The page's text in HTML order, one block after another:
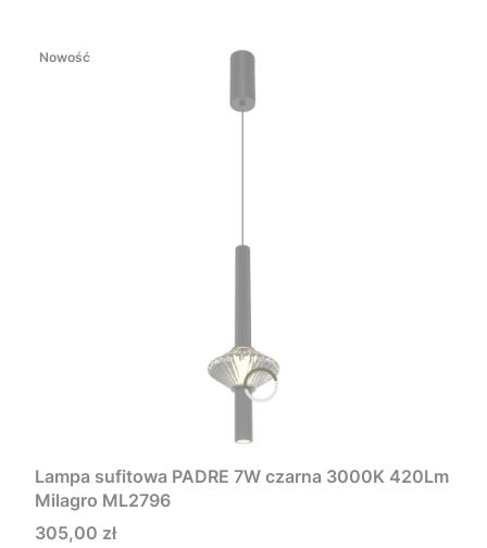
Nowość
Lampa sufitowa PADRE 7W czarna 3000K 420Lm
Milagro ML2796
Cena
305,00 zł